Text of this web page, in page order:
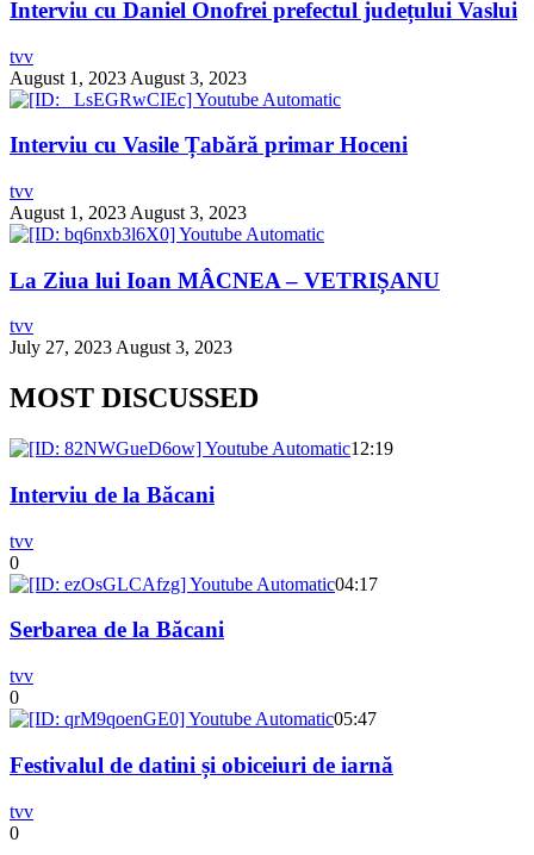
Interviu cu Daniel Onofrei prefectul județului Vaslui
tvv
August 1, 2023 August 3, 2023
Interviu cu Vasile Țabără primar Hoceni
tvv
August 1, 2023 August 3, 2023
La Ziua lui Ioan MÂCNEA – VETRIȘANU
tvv
July 27, 2023August 3, 2023
MOST DISCUSSED
12:19
Interviu de la Băcani
tvv
0
04:17
Serbarea de la Băcani
tvv
0
05:47
Festivalul de datini și obiceiuri de iarnă
tvv
0